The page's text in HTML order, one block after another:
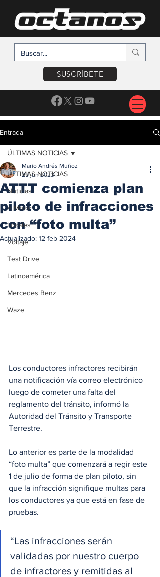
SUSCRÍBETE
Entrada
ÚLTIMAS NOTICIAS
Noticias
A Motor
Locales
Voltaje
Test Drive
Latinoamérica
Mercedes Benz
Waze
ÚLTIMAS NOTICIAS
ATTT comienza plan
piloto de infracciones
con “foto multa”
Mario Andrés Muñoz
29 jun 2023
Actualizado: 12 feb 2024
Los conductores infractores recibirán
una notificación vía correo electrónico
luego de cometer una falta del
reglamento del tránsito, informó la
Autoridad del Tránsito y Transporte
Terrestre.
Lo anterior es parte de la modalidad
“foto multa” que comenzará a regir este
1 de julio de forma de plan piloto, sin
que la infracción signifique multas para
los conductores ya que está en fase de
pruebas.
“Las infracciones serán
validadas por nuestro cuerpo
de infractores y remitidas al